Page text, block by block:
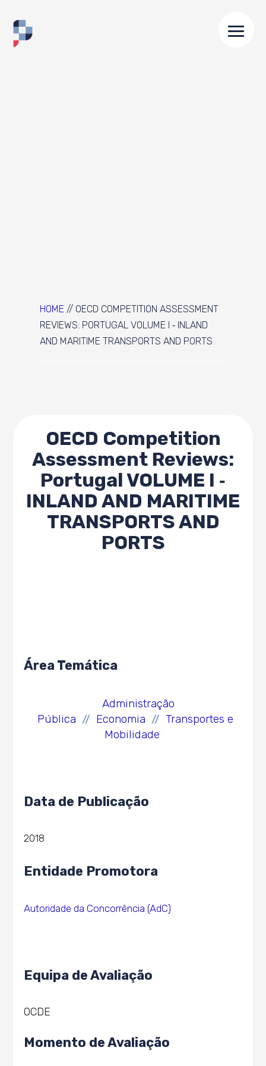
HOME // OECD COMPETITION ASSESSMENT
REVIEWS: PORTUGAL VOLUME I ‑ INLAND
AND MARITIME TRANSPORTS AND PORTS
OECD Competition
Assessment Reviews:
Portugal VOLUME I ‑
INLAND AND MARITIME
TRANSPORTS AND
PORTS
Área Temática
Administração
Pública // Economia // Transportes e
Mobilidade
Data de Publicação
2018
Entidade Promotora
Autoridade da Concorrência (AdC)
Equipa de Avaliação
OCDE
Momento de Avaliação